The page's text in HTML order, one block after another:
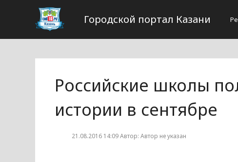
Городской портал Казани
Российские школы
истории в сентябре
21.08.2016 14:09 Автор: Автор не указан